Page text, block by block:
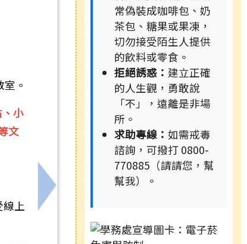
！
。
小
文
線上
下一筆：臺南市教育局辦理「SDGs永續
常偽裝成咖啡包、奶
茶包、糖果或果凍，
切勿接受陌生人提供
的飲料或零食。
拒絕誘惑： 建立正確
的人生觀，勇敢說
「不」，遠離是非場
所。
求助專線： 如需戒毒
諮詢，可撥打 0800-
770885（請請您，幫
幫我）。